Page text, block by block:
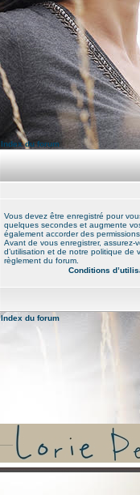
Index du forum
Vous devez être enregistré pour
quelques secondes et augmente
également accorder des
Avant de vous enregistrer, assurez-
d’utilisation et de notre politique de
règlement du forum.
Conditions
Index du forum